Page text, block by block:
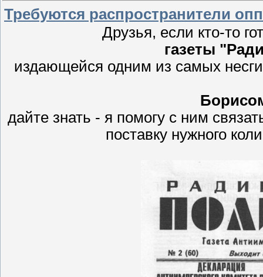
Требуются распространители
Друзья, если кто-то
газеты
издающейся одним из самых
дайте знать - я помогу с ним
поставку нужного